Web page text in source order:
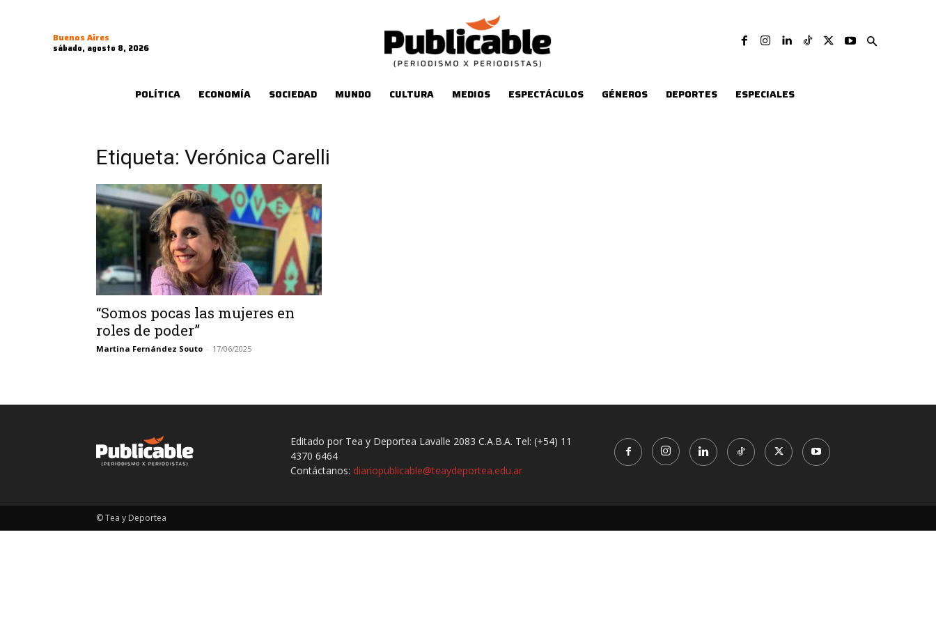
Buenos Aires
sábado, agosto 8, 2026
POLÍTICA ECONOMÍA SOCIEDAD MUNDO CULTURA MEDIOS ESPECTÁCULOS GÉNEROS DEPORTES ESPECIALES
Etiqueta: Verónica Carelli
“Somos pocas las mujeres en
roles de poder”
Martina Fernández Souto - 17/06/2025
Editado por Tea y Deportea Lavalle 2083 C.A.B.A. Tel: (+54) 11
4370 6464
Contáctanos: diariopublicable@teaydeportea.edu.ar
© Tea y Deportea